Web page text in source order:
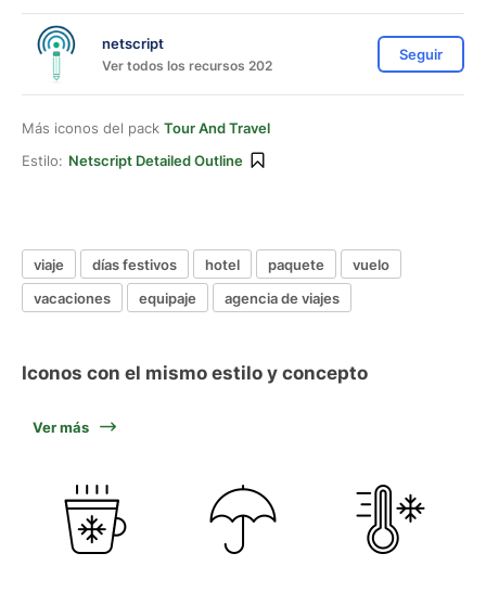
netscript
Ver todos los recursos 202
Seguir
Más iconos del pack Tour And Travel
Estilo: Netscript Detailed Outline
viaje días festivos hotel paquete
vuelo
vacaciones
equipaje agencia de viajes
Iconos con el mismo estilo y concepto
Ver más